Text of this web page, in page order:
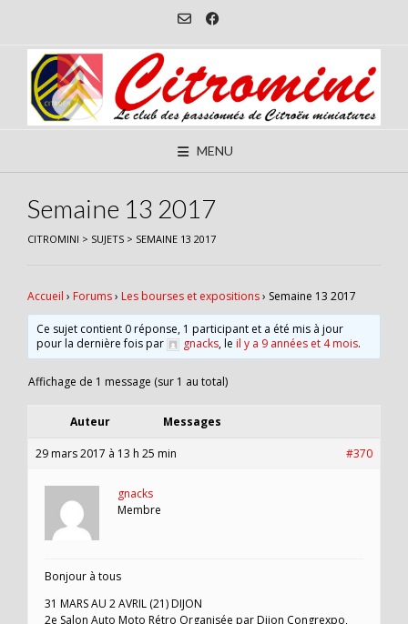
content
MENU
Semaine 13 2017
CITROMINI > SUJETS > SEMAINE 13 2017
Accueil › Forums› Les bourses et expositions› Semaine 13 2017
Ce sujet contient 0 réponse, 1 participant et a été mis à jour
pour la dernière fois par
gnacks, leil y a 9 années et 4 mois.
Affichage de 1 message (sur 1 au total)
Auteur Messages
29 mars 2017 à 13 h 25 min #370
gnacks
Membre
Bonjour à tous
31 MARS AU 2 AVRIL (21) DIJON
2e Salon Auto Moto Rétro Organisée par Dijon Congrexpo,